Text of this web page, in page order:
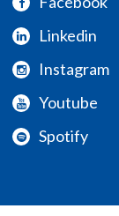
Linkedin
Instagram
Youtube
Spotify